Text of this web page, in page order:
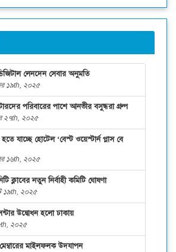
লেনদেন সেবার অনুমতি
১৯th, ২০২৫
পরিবারের পাশে আনভীর বসুন্ধরা গ্রুপ
২৭th, ২০২৫
যাচ্ছে হোটেল ‘বেস্ট ওয়েস্টার্ন প্লাস বে
১৬th, ২০২৫
ক্লাবের নতুন নির্বাহী কমিটি ঘোষণা
১৯th, ২০২৫
উদ্বোধন হলো ঢাকায়
২০২৫
মাইলফলক উদযাপন